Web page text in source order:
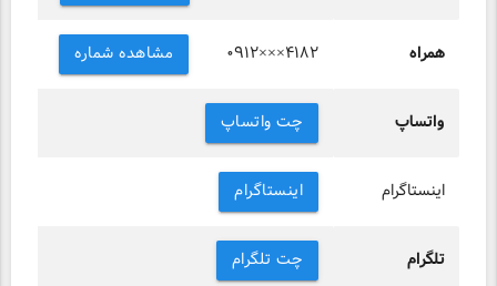
همراه ۰۹۱۲×××۴۱۸۲ مشاهده شماره
واتساپ چت واتساپ
اینستاگرام اینستاگرام
تلگرام چت تلگرام